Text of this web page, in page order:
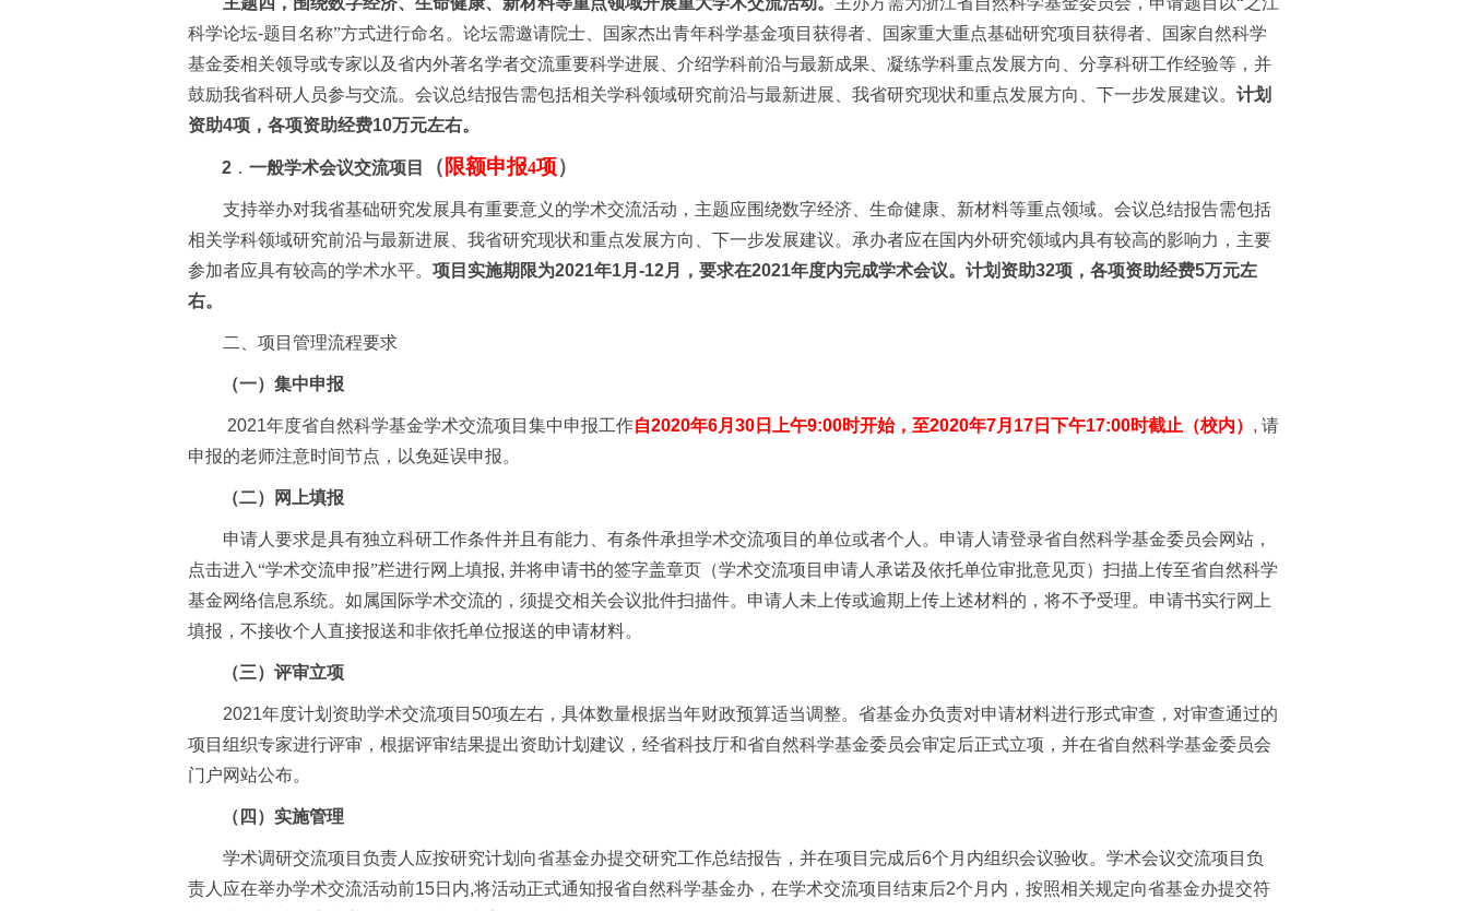
科学论坛-题目名称”方式进行命名。论坛需邀请院士、国家杰出青年科学基金项目获得者、国家重大重点基础研究项目获得者、国家自然科学
基金委相关领导或专家以及省内外著名学者交流重要科学进展、介绍学科前沿与最新成果、凝练学科重点发展方向、分享科研工作经验等，并
鼓励我省科研人员参与交流。会议总结报告需包括相关学科领域研究前沿与最新进展、我省研究现状和重点发展方向、下一步发展建议。 计划
资助4项，各项资助经费10万元左右。
2 ．一般学术会议交流项目 （ 限额申报4项）
支持举办对我省基础研究发展具有重要意义的学术交流活动，主题应围绕数字经济、生命健康、新材料等重点领域。会议总结报告需包括
相关学科领域研究前沿与最新进展、我省研究现状和重点发展方向、下一步发展建议。承办者应在国内外研究领域内具有较高的影响力，主要
参加者应具有较高的学术水平。 项目实施期限为2021年1月 -12月，要求在2021年度内完成学术会议。计划资助32项，各项资助经费5万元左
右。
二、项目管理流程要求
（一）集中申报
2021年度省自然科学基金学术交流项目集中申报工作自2020年6月 30 日上午9:00时开始，至2020年7月 17 日下午17:00时截止（校内） , 请
申报的老师注意时间节点，以免延误申报。
（二）网上填报
申请人要求是具有独立科研工作条件并且有能力、有条件承担学术交流项目的单位或者个人。申请人请登录省自然科学基金委员会网站，
点击进入“学术交流申报”栏进行网上填报, 并将申请书的签字盖章页（学术交流项目申请人承诺及依托单位审批意见页）扫描上传至省自然科学
基金网络信息系统。如属国际学术交流的，须提交相关会议批件扫描件。申请人未上传或逾期上传上述材料的，将不予受理。申请书实行网上
填报，不接收个人直接报送和非依托单位报送的申请材料。
（三）评审立项
2021年度计划资助学术交流项目 50项左右，具体数量根据当年财政预算适当调整。省基金办负责对申请材料进行形式审查，对审查通过的
项目组织专家进行评审，根据评审结果提出资助计划建议，经省科技厅和省自然科学基金委员会审定后正式立项，并在省自然科学基金委员会
门户网站公布。
（四）实施管理
学术调研交流项目负责人应按研究计划向省基金办提交研究工作总结报告，并在项目完成后6个月内组织会议验收。学术会议交流项目负
责人应在举办学术交流活动前15日内,将活动正式通知报省自然科学基金办，在学术交流项目结束后2个月内，按照相关规定向省基金办提交符